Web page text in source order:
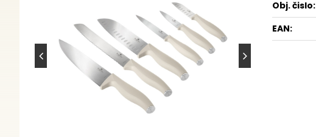
Obj. čislo:
EAN: